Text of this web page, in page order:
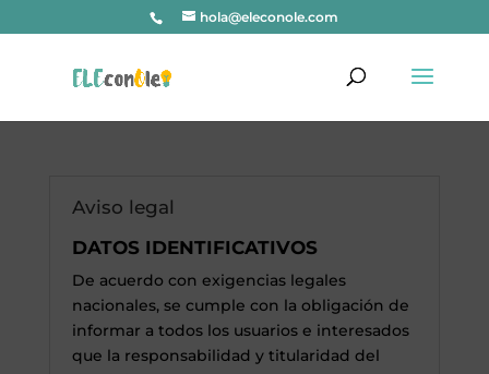
hola@eleconole.com
Aviso legal
DATOS IDENTIFICATIVOS
De acuerdo con exigencias legales
nacionales, se cumple con la obligación de
informar a todos los usuarios e interesados
que la responsabilidad y titularidad del